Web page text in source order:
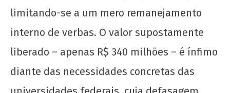
Solidariedade ao movimento estudantil do
Acre
28
de
maio
limitando-se a um mero remanejamento
interno de verbas. O valor supostamente
liberado – apenas R$ 340 milhões – é ínfimo
diante das necessidades concretas das